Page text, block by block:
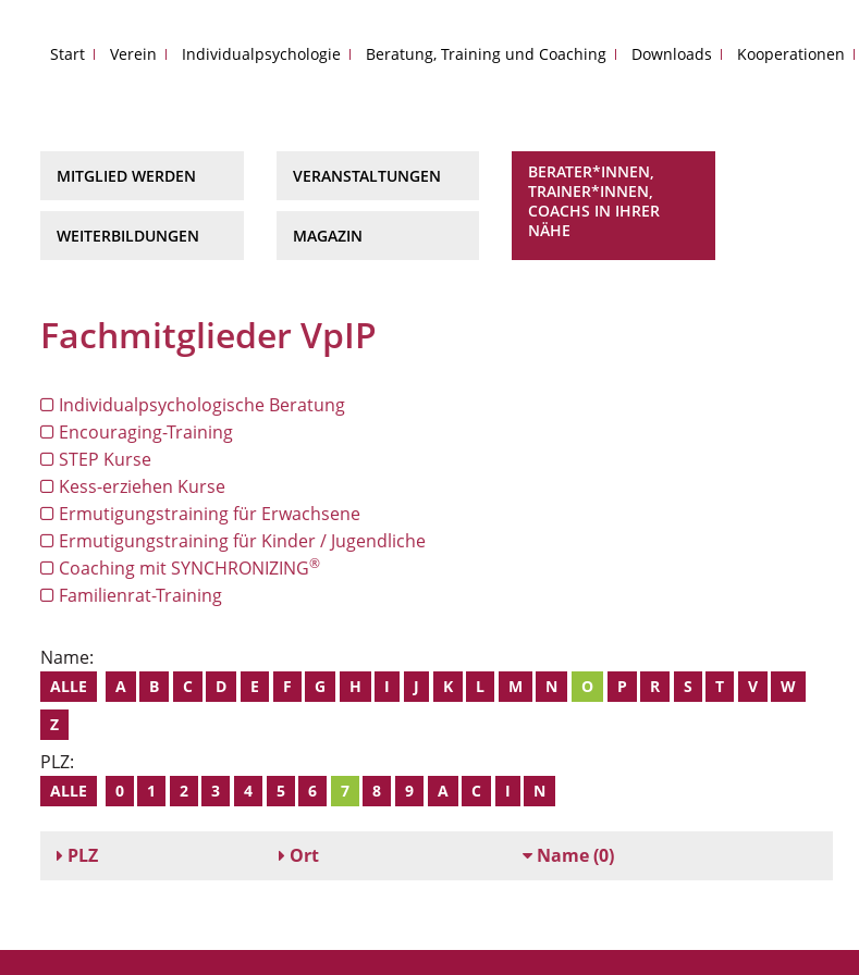
Start Verein Individualpsychologie Beratung, Training und Coaching Downloads Kooperationen
MITGLIED WERDEN
WEITERBILDUNGEN
VERANSTALTUNGEN
MAGAZIN
BERATER*INNEN,
TRAINER*INNEN,
COACHS IN IHRER
NÄHE
Fachmitglieder VpIP
Individualpsychologische Beratung
Encouraging-Training
STEP Kurse
Kess-erziehen Kurse
Ermutigungstraining für Erwachsene
Ermutigungstraining für Kinder / Jugendliche
Coaching mit SYNCHRONIZING®
Familienrat-Training
Name:
ALLE A B C D E F G H I J K L M N O P R S T V
W
Z
PLZ:
ALLE 0 1 2 3 4 5 6 7 8 9 A C I N
PLZ Ort Name(0)